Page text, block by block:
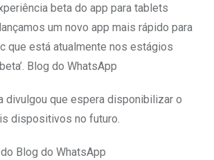
beta do app para tablets
um novo app mais rápido para
que está atualmente nos estágios
Blog do WhatsApp
divulgou que espera disponibilizar o
dispositivos no futuro.
Blog do WhatsApp